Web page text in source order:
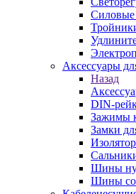
Силовые
Аксессуары
Назад
DIN-
Зажимы
Замки
Шины
Шины